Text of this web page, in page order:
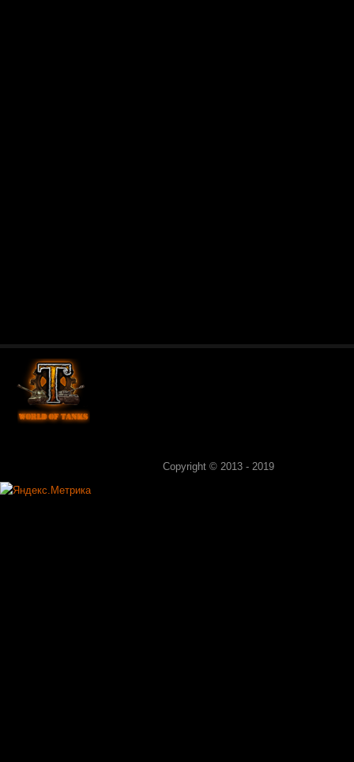
Copyright © 2013 - 2019